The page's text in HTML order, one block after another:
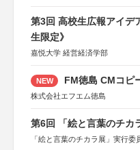
第3回 高校生広報アイデ
生限定》
嘉悦大学 経営経済学部
NEW FM徳島 CMコピ
株式会社エフエム徳島
第6回 「絵と言葉のチカ
「絵と言葉のチカラ展」実行委